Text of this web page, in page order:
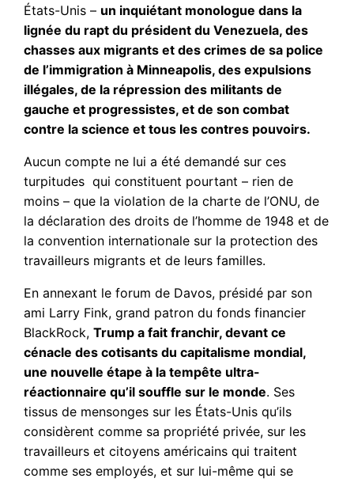
États-Unis – un inquiétant monologue dans la
lignée du rapt du président du Venezuela, des
chasses aux migrants et des crimes de sa police
de l’immigration à Minneapolis, des expulsions
illégales, de la répression des militants de
gauche et progressistes, et de son combat
contre la science et tous les contres pouvoirs.
Aucun compte ne lui a été demandé sur ces
turpitudes qui constituent pourtant – rien de
moins – que la violation de la charte de l’ONU, de
la déclaration des droits de l’homme de 1948 et de
la convention internationale sur la protection des
travailleurs migrants et de leurs familles.
En annexant le forum de Davos, présidé par son
ami Larry Fink, grand patron du fonds financier
BlackRock,Trump a fait franchir, devant ce
cénacle des cotisants du capitalisme mondial,
une nouvelle étape à la tempête ultra-
réactionnaire qu’il souffle sur le monde. Ses
tissus de mensonges sur les États-Unis qu’ils
considèrent comme sa propriété privée, sur les
travailleurs et citoyens américains qui traitent
comme ses employés, et sur lui-même qui se